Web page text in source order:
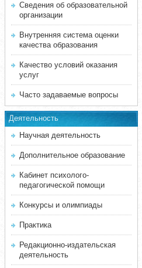
Сведения об образовательной
организации
Внутренняя система оценки
качества образования
Качество условий оказания
услуг
Часто задаваемые вопросы
Деятельность
Научная деятельность
Дополнительное образование
Кабинет психолого-
педагогической помощи
Конкурсы и олимпиады
Практика
Редакционно-издательская
деятельность